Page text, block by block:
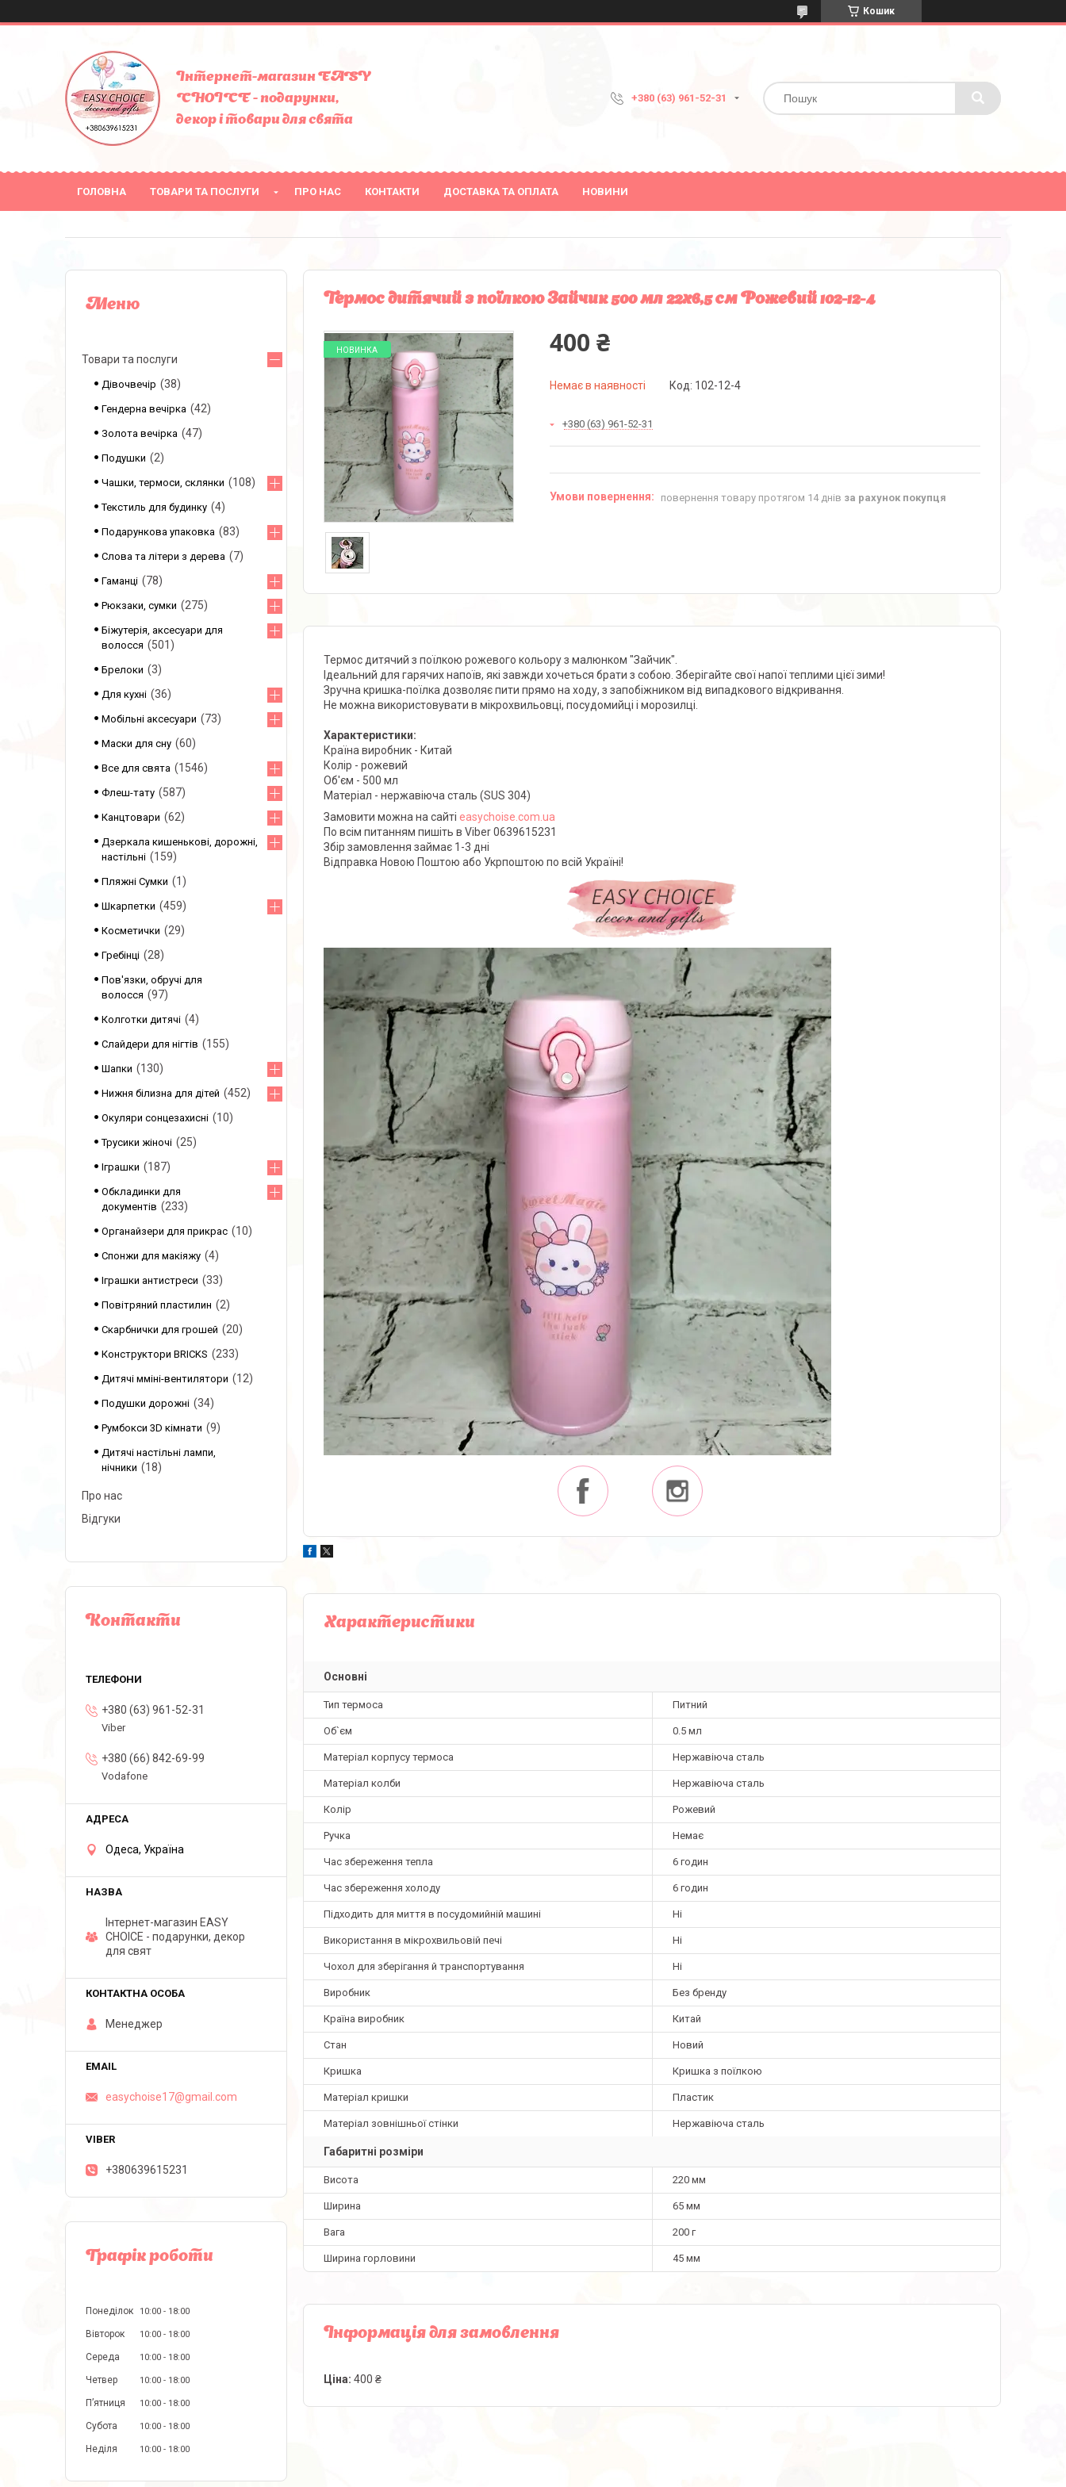
Кошик
Інтернет-магазин EASY
CHOICE - подарунки,
декор і товари для свята
+380 (63) 961-52-31
ГОЛОВНА ТОВАРИ ТА ПОСЛУГИ ПРО НАС КОНТАКТИ ДОСТАВКА ТА ОПЛАТА НОВИНИ
Термос дитячий з поїлкою Зайчик 500 мл 22х6,5 см Рожевий 102-12-4
НОВИНКА 400 ₴
Немає в наявності Код: 102-12-4
+380 (63) 961-52-31
повернення товару протягом 14 днів за рахунок покупця
Термос дитячий з поїлкою рожевого кольору з малюнком "Зайчик".
Ідеальний для гарячих напоїв, які завжди хочеться брати з собою. Зберігайте свої напої теплими цієї зими!
Зручна кришка-поїлка дозволяє пити прямо на ходу, з запобіжником від випадкового відкривання.
Не можна використовувати в мікрохвильовці, посудомийці і морозилці.
Характеристики:
Країна виробник - Китай
Колір - рожевий
Об'єм - 500 мл
Матеріал - нержавіюча сталь (SUS 304)
Замовити можна на сайті easychoise.com.ua
По всім питанням пишіть в Viber 0639615231
Збір замовлення займає 1-3 дні
Відправка Новою Поштою або Укрпоштою по всій Україні!
Характеристики
Основні
Тип термоса Питний
Об`єм 0.5 мл
Матеріал корпусу термоса Нержавіюча сталь
Матеріал колби Нержавіюча сталь
Колір Рожевий
Ручка Немає
Час збереження тепла 6 годин
Час збереження холоду 6 годин
Підходить для миття в посудомийній машині Ні
Використання в мікрохвильовій печі Ні
Чохол для зберігання й транспортування Ні
Виробник Без бренду
Країна виробник Китай
Стан Новий
Кришка Кришка з поїлкою
Матеріал кришки Пластик
Матеріал зовнішньої стінки Нержавіюча сталь
Габаритні розміри
Висота 220 мм
Ширина 65 мм
Вага 200 г
Ширина горловини 45 мм
Інформація для замовлення
Ціна: 400 ₴
Товари та послуги
Дівочвечір 38
Гендерна вечірка 42
Золота вечірка 47
Подушки 2
Чашки, термоси, склянки 108
Текстиль для будинку 4
Подарункова упаковка 83
Слова та літери з дерева 7
Гаманці 78
Рюкзаки, сумки 275
Біжутерія, аксесуари для
волосся
501
Брелоки 3
Для кухні 36
Мобільні аксесуари 73
Маски для сну 60
Все для свята 1546
Флеш-тату 587
Канцтовари 62
Дзеркала кишенькові, дорожні,
настільні
159
Пляжні Сумки 1
Шкарпетки 459
Косметички 29
Гребінці 28
Пов'язки, обручі для
волосся
97
Колготки дитячі 4
Слайдери для нігтів 155
Шапки 130
Нижня білизна для дітей 452
Окуляри сонцезахисні 10
Трусики жіночі 25
Іграшки 187
Обкладинки для
документів
233
Органайзери для прикрас 10
Спонжи для макіяжу 4
Іграшки антистреси 33
Повітряний пластилин 2
Скарбнички для грошей 20
Конструктори BRICKS 233
Дитячі мміні-вентилятори 12
Подушки дорожні 34
Румбокси 3D кімнати 9
Дитячі настільні лампи,
нічники
18
Про нас
Відгуки
Контакти
+380 (63) 961-52-31
Viber
+380 (66) 842-69-99
Vodafone
Одеса, Україна
Інтернет-магазин EASY
CHOICE - подарунки, декор
для свят
Менеджер
easychoise17@gmail.com
+380639615231
Графік роботи
Понеділок 10:00 18:00
Вівторок 10:00 18:00
Середа 10:00 18:00
Четвер 10:00 18:00
Пʼятниця 10:00 18:00
Субота 10:00 18:00
Неділя 10:00 18:00